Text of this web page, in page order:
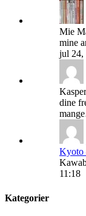
Mie
mine
jul 24,
dine
Kyoto
11:18
Kategorier